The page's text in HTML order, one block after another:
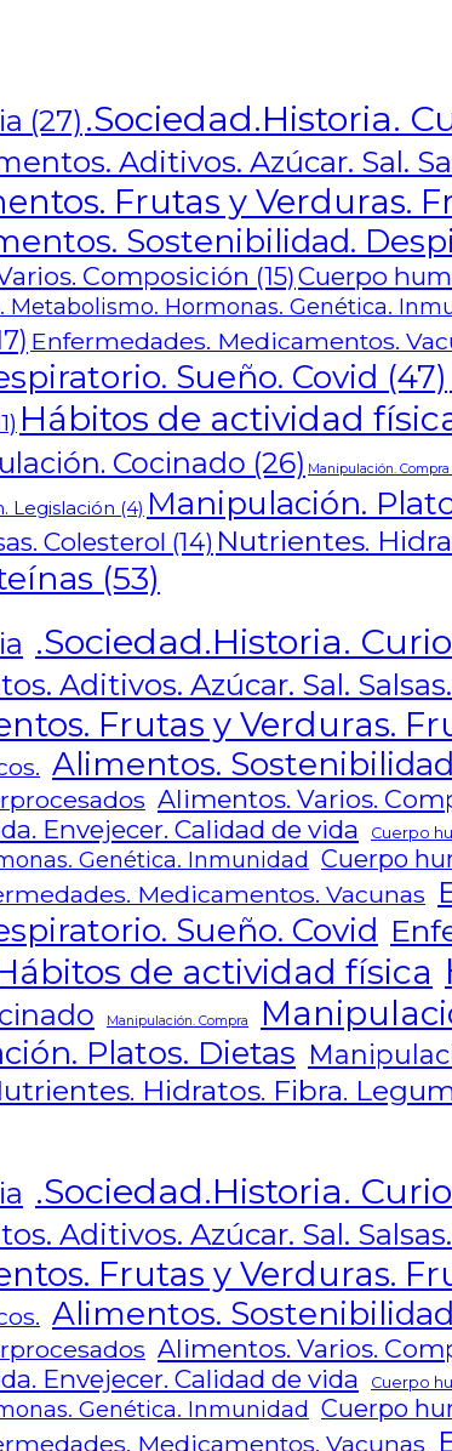
(27) .Sociedad.Historia.
Aditivos. Azúcar. Sal.
Frutas y Verduras.
Sostenibilidad.
Composición (15)Cuerpo
Metabolismo. Hormonas. Genética.
Enfermedades. Medicamentos.
Sueño. Covid (47)
Hábitos de actividad
Cocinado (26) Manipulación. Compra
Legislación (4) Manipulación.
Colesterol (14) Nutrientes.
(53)
.Sociedad.Historia.
Aditivos. Azúcar. Sal.
Frutas y Verduras.
Alimentos.
Alimentos. Varios.
Envejecer. Calidad de vida
Cuerpo
Genética. Inmunidad Cuerpo
Medicamentos. Vacunas
Sueño. Covid
de actividad física
Manipulación. Compra
Platos. Dietas
Hidratos. Fibra.
.Sociedad.Historia.
Aditivos. Azúcar. Sal.
Frutas y Verduras.
Alimentos.
Alimentos. Varios.
Envejecer. Calidad de vida
Cuerpo
Genética. Inmunidad Cuerpo
Medicamentos. Vacunas